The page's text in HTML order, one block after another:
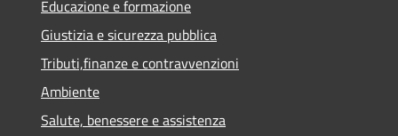
Educazione e formazione
Giustizia e sicurezza pubblica
Tributi,finanze e contravvenzioni
Ambiente
Salute, benessere e assistenza